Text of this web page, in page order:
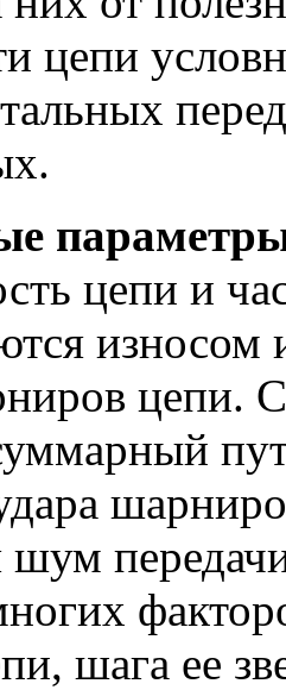
цепи
цепи и
цепи.
шум
шага ее